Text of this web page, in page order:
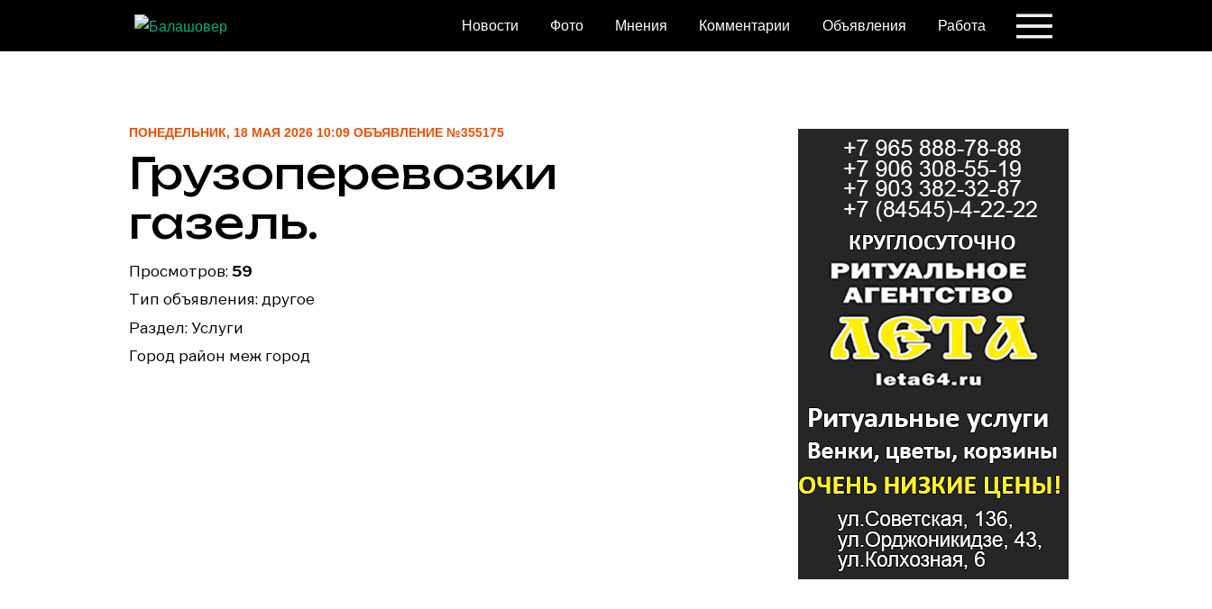
Новости Фото Мнения Комментарии Объявления Работа
ПОНЕДЕЛЬНИК, 18 МАЯ 2026 10:09 ОБЪЯВЛЕНИЕ №355175
Грузоперевозки
газель.
Просмотров: 59
Тип объявления: другое
Раздел: Услуги
Город район меж город